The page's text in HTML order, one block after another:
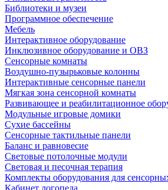
Библиотеки и музеи
Программное обеспечение
Мебель
Интерактивное оборудование
Инклюзивное оборудование и ОВЗ
Cенсорные комнаты
Воздушно-пузырьковые колонны
Интерактивные сенсорные панели
Мягкая зона сенсорной комнаты
Развивающее и реабилитационное
Модульные игровые домики
Сухие бассейны
Сенсорные тактильные панели
Баланс и равновесие
Световые потолочные модули
Световая и песочная терапия
Комплекты оборудования для
Кабинет логопеда